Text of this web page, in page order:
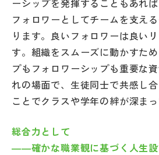
ーシップを発揮することもあれ
フォロワーとしてチームを支え
ります。良いフォロワーは良い
す。組織をスムーズに動かすた
プもフォロワーシップも重要な
れの場面で、生徒同士で共感し
ことでクラスや学年の絆が深まっ
総合力として
――確かな職業観に基づく人生